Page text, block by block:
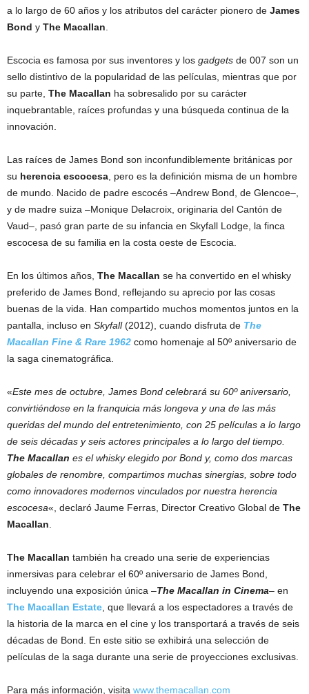
a lo largo de 60 años y los atributos del carácter pionero de James
Bond y The Macallan
Escocia es famosa por sus inventores y los gadgets de 007 son un
sello distintivo de la popularidad de las películas, mientras que por
su parte, The Macallan ha sobresalido por su carácter
inquebrantable, raíces profundas y una búsqueda continua de la
innovación.
Las raíces de James Bond son inconfundiblemente británicas por
su herencia escocesa , pero es la definición misma de un hombre
de mundo. Nacido de padre escocés –Andrew Bond, de Glencoe–,
y de madre suiza –Monique Delacroix, originaria del Cantón de
Vaud–, pasó gran parte de su infancia en Skyfall Lodge, la finca
escocesa de su familia en la costa oeste de Escocia.
En los últimos años, The Macallan se ha convertido en el whisky
preferido de James Bond, reflejando su aprecio por las cosas
buenas de la vida. Han compartido muchos momentos juntos en la
pantalla, incluso en Skyfall(2012), cuando disfruta de The
Macallan Fine & Rare 1962 como homenaje al 50º aniversario de
la saga cinematográfica.
«Este mes de octubre, James Bond celebrará su 60º aniversario,
convirtiéndose en la franquicia más longeva y una de las más
queridas del mundo del entretenimiento, con 25 películas a lo largo
de seis décadas y seis actores principales a lo largo del tiempo.
The Macallan es el whisky elegido por Bond y, como dos marcas
globales de renombre, compartimos muchas sinergias, sobre todo
como innovadores modernos vinculados por nuestra herencia
escocesa«, declaró Jaume Ferras, Director Creativo Global de The
Macallan
The Macallan también ha creado una serie de experiencias
inmersivas para celebrar el 60º aniversario de James Bond,
incluyendo una exposición única –The Macallan in Cinema– en
The Macallan Estate , que llevará a los espectadores a través de
la historia de la marca en el cine y los transportará a través de seis
décadas de Bond. En este sitio se exhibirá una selección de
películas de la saga durante una serie de proyecciones exclusivas.
Para más información, visita www.themacallan.com